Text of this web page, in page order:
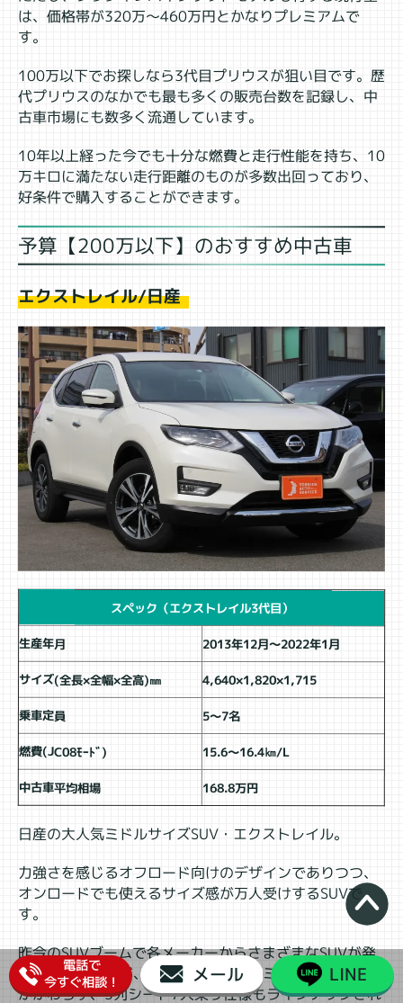
電話で
今すぐ相談！ メール LINE
は、価格帯が320万～460万円とかなりプレミアムで
す。
100万以下でお探しなら3代目プリウスが狙い目です。歴
代プリウスのなかでも最も多くの販売台数を記録し、中
古車市場にも数多く流通しています。
10年以上経った今でも十分な燃費と走行性能を持ち、10
万キロに満たない走行距離のものが多数出回っており、
好条件で購入することができます。
予算【200万以下】のおすすめ中古車
エクストレイル/日産
スペック（エクストレイル3代目）
生産年月 2013年12月～2022年1月
サイズ(全長×全幅×全高)㎜ 4,640×1,820×1,715
乗車定員 5～7名
燃費(JC08ﾓｰﾄﾞ) 15.6～16.4㎞/L
中古車平均相場 168.8万円
日産の大人気ミドルサイズSUV・エクストレイル。
力強さを感じるオフロード向けのデザインでありつつ、
オンロードでも使えるサイズ感が万人受けするSUVで
す。
昨今のSUVブームで各メーカーからさまざまなSUVが発
売されていますが、エクストレイルはミドルサイズにも
かかわらず、3列シート7人乗り仕様もラインナップされ